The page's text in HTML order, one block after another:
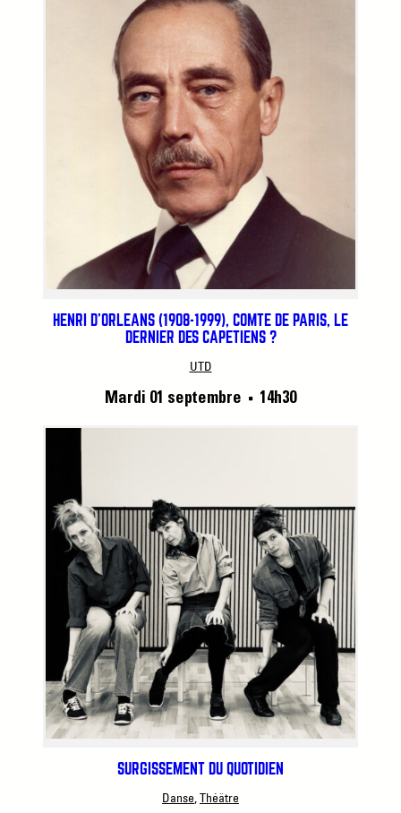
HENRI D’ORLÉANS (1908-1999), COMTE DE PARIS, LE
DERNIER DES CAPÉTIENS ?
UTD
Mardi 01 septembre ■ 14h30
SURGISSEMENT DU QUOTIDIEN
Danse, Théâtre